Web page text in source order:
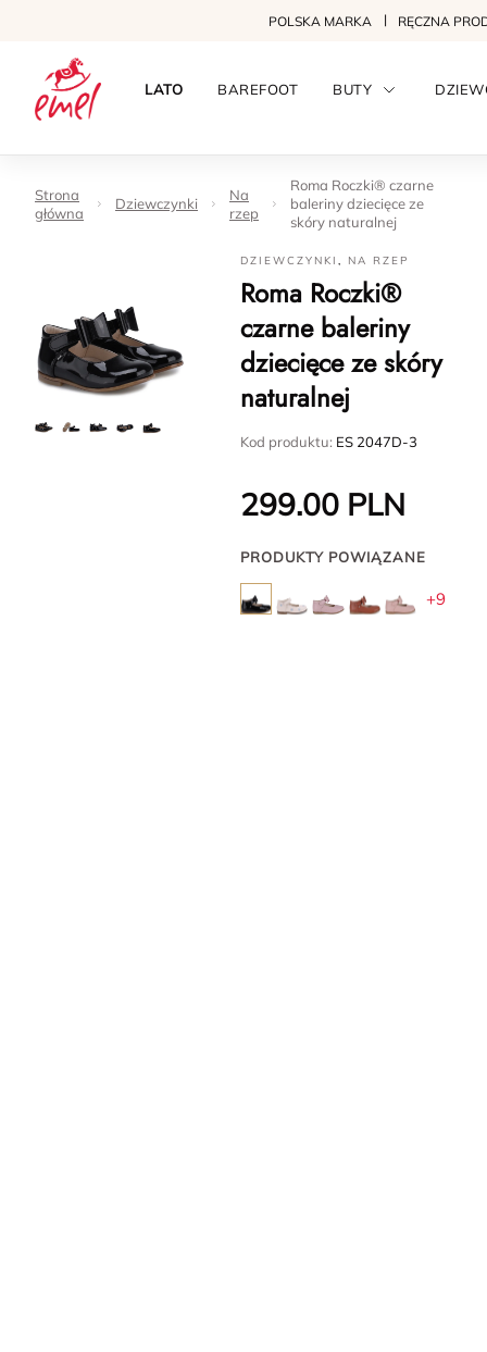
POLSKA MARKA RĘCZNA
LATO BAREFOOT BUTY
Strona
główna
Dziewczynki
Na
rzep
Roma Roczki® czarne
baleriny dziecięce ze
skóry naturalnej
DZIEWCZYNKI, NA RZEP
Roma Roczki®
czarne baleriny
dziecięce ze skóry
naturalnej
Kod produktu: ES 2047D-3
299.00 PLN
PRODUKTY POWIĄZANE
+9